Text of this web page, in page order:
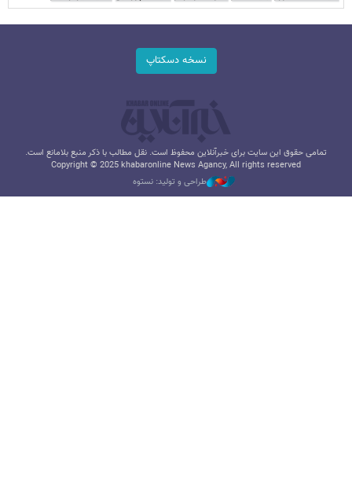
نسخه دسکتاپ
تمامی حقوق این سایت برای خبرآنلاین محفوظ است. نقل مطالب با ذکر منبع بلامانع است.
Copyright © 2025 khabaronline News Agancy, All rights reserved
طراحی و تولید: نستوه